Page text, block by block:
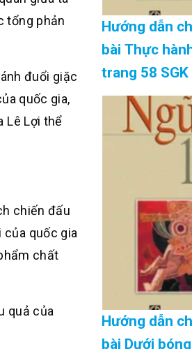
tổng phản
đuổi giặc
quốc gia,
Lê Lợi thể
chiến đấu
của quốc gia
chất
quả của
Hướng dẫn
bài Thực
trang 58 SGK
2 Kết nối tri
Cập Nhật
Hướng dẫn
bài Dưới